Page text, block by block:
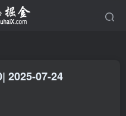
2025-07-24